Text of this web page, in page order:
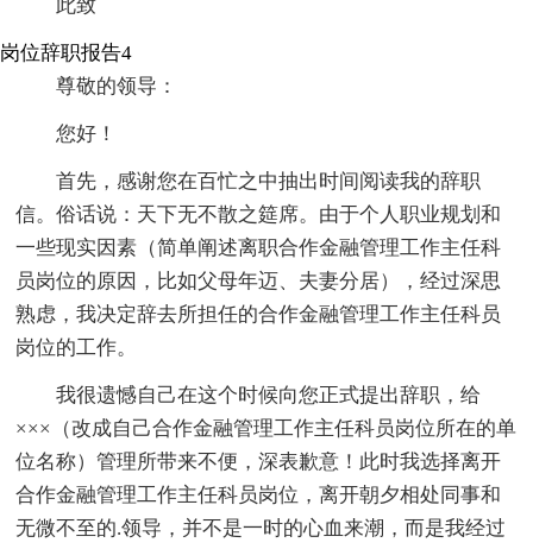
此致
岗位辞职报告4
尊敬的领导：
您好！
首先，感谢您在百忙之中抽出时间阅读我的辞职
信。俗话说：天下无不散之筵席。由于个人职业规划和
一些现实因素（简单阐述离职合作金融管理工作主任科
员岗位的原因，比如父母年迈、夫妻分居），经过深思
熟虑，我决定辞去所担任的合作金融管理工作主任科员
岗位的工作。
我很遗憾自己在这个时候向您正式提出辞职，给
×××（改成自己合作金融管理工作主任科员岗位所在的单
位名称）管理所带来不便，深表歉意！此时我选择离开
合作金融管理工作主任科员岗位，离开朝夕相处同事和
无微不至的.领导，并不是一时的心血来潮，而是我经过